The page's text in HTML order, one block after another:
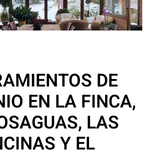
DE
EN LA FINCA,
LAS
Y EL